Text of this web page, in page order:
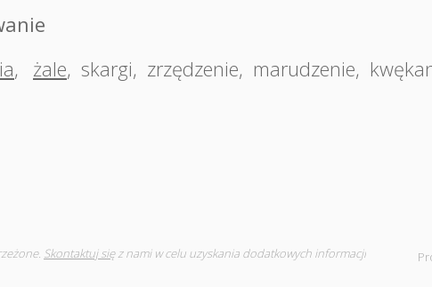
, żale, skargi, zrzędzenie, marudzenie,
Skontaktuj sięz nami w celu uzyskania dodatkowych informacji